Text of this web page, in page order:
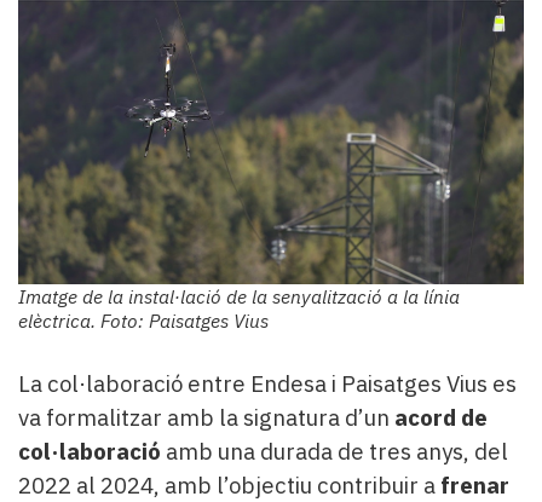
Imatge de la instal·lació de la senyalització a la línia
elèctrica. Foto: Paisatges Vius
La col·laboració entre Endesa i Paisatges Vius es
va formalitzar amb la signatura d’un acord de
col·laboració amb una durada de tres anys, del
2022 al 2024, amb l’objectiu contribuir a frenar